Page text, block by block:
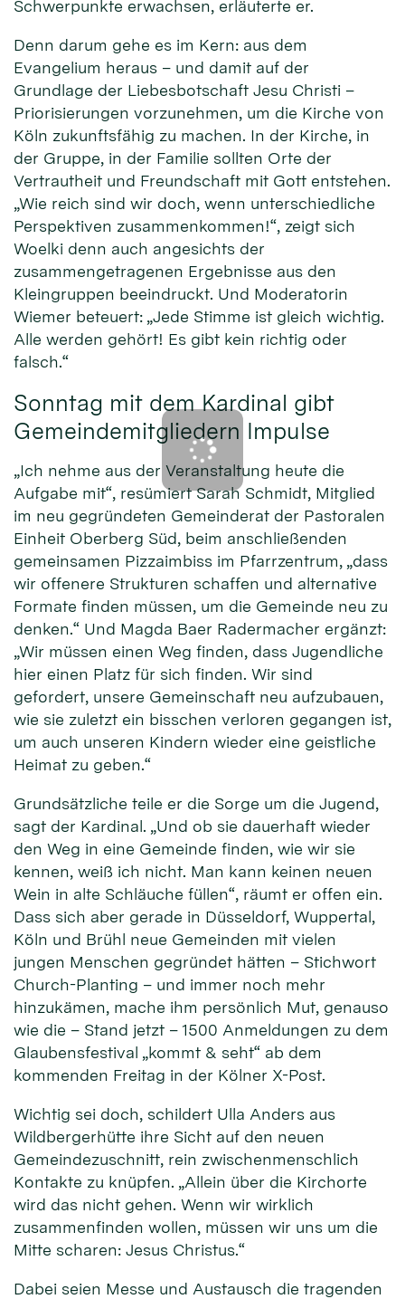
Schwerpunkte erwachsen, erläuterte er.
Denn darum gehe es im Kern: aus dem
Evangelium heraus – und damit auf der
Grundlage der Liebesbotschaft Jesu Christi –
Priorisierungen vorzunehmen, um die Kirche von
Köln zukunftsfähig zu machen. In der Kirche, in
der Gruppe, in der Familie sollten Orte der
Vertrautheit und Freundschaft mit Gott entstehen.
„Wie reich sind wir doch, wenn unterschiedliche
Perspektiven zusammenkommen!“, zeigt sich
Woelki denn auch angesichts der
zusammengetragenen Ergebnisse aus den
Kleingruppen beeindruckt. Und Moderatorin
Wiemer beteuert: „Jede Stimme ist gleich wichtig.
Alle werden gehört! Es gibt kein richtig oder
falsch.“
Sonntag mit dem Kardinal gibt
Gemeindemitgliedern Impulse
„Ich nehme aus der Veranstaltung heute die
Aufgabe mit“, resümiert Sarah Schmidt, Mitglied
im neu gegründeten Gemeinderat der Pastoralen
Einheit Oberberg Süd, beim anschließenden
gemeinsamen Pizzaimbiss im Pfarrzentrum, „dass
wir offenere Strukturen schaffen und alternative
Formate finden müssen, um die Gemeinde neu zu
denken.“ Und Magda Baer Radermacher ergänzt:
„Wir müssen einen Weg finden, dass Jugendliche
hier einen Platz für sich finden. Wir sind
gefordert, unsere Gemeinschaft neu aufzubauen,
wie sie zuletzt ein bisschen verloren gegangen ist,
um auch unseren Kindern wieder eine geistliche
Heimat zu geben.“
Grundsätzliche teile er die Sorge um die Jugend,
sagt der Kardinal. „Und ob sie dauerhaft wieder
den Weg in eine Gemeinde finden, wie wir sie
kennen, weiß ich nicht. Man kann keinen neuen
Wein in alte Schläuche füllen“, räumt er offen ein.
Dass sich aber gerade in Düsseldorf, Wuppertal,
Köln und Brühl neue Gemeinden mit vielen
jungen Menschen gegründet hätten – Stichwort
Church-Planting – und immer noch mehr
hinzukämen, mache ihm persönlich Mut, genauso
wie die – Stand jetzt – 1500 Anmeldungen zu dem
Glaubensfestival „kommt & seht“ ab dem
kommenden Freitag in der Kölner X-Post.
Wichtig sei doch, schildert Ulla Anders aus
Wildbergerhütte ihre Sicht auf den neuen
Gemeindezuschnitt, rein zwischenmenschlich
Kontakte zu knüpfen. „Allein über die Kirchorte
wird das nicht gehen. Wenn wir wirklich
zusammenfinden wollen, müssen wir uns um die
Mitte scharen: Jesus Christus.“
Dabei seien Messe und Austausch die tragenden